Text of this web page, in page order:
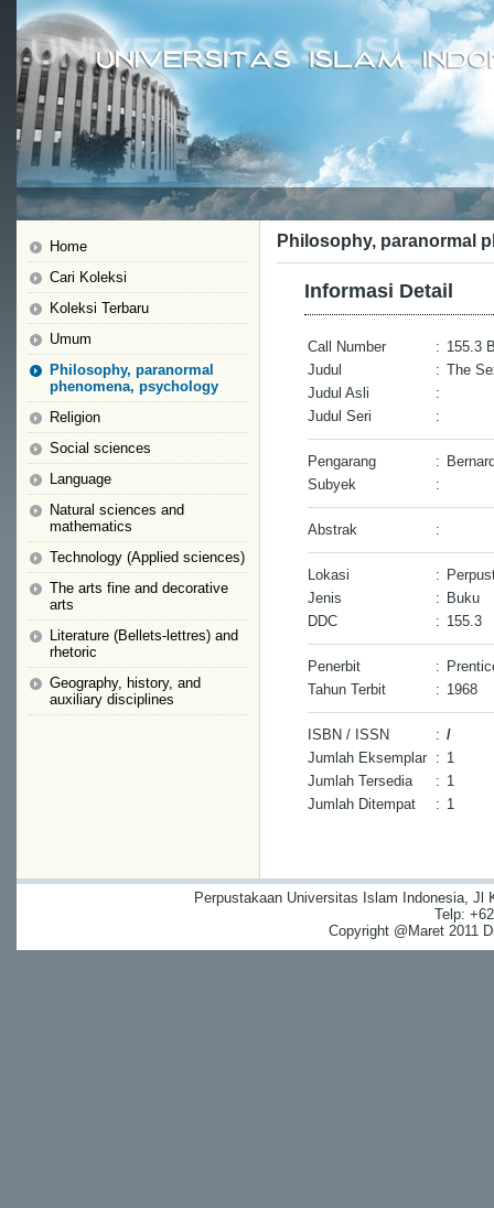
Home
Cari Koleksi
Koleksi Terbaru
Umum
Philosophy, paranormal
phenomena, psychology
Religion
Social sciences
Language
Natural sciences and
mathematics
Technology (Applied sciences)
The arts fine and decorative
arts
Literature (Bellets-lettres) and
rhetoric
Geography, history, and
auxiliary disciplines
Philosophy, paranormal
Informasi Detail
Call Number : 155.3
Judul
: The
Judul Asli
:
Judul Seri
:
Pengarang :
Subyek
:
Abstrak :
Lokasi :
Jenis
: Buku
DDC
: 155.3
Penerbit :
Tahun Terbit
: 1968
ISBN / ISSN : /
Jumlah Eksemplar : 1
Jumlah Tersedia
: 1
Jumlah Ditempat
: 1
Perpustakaan Universitas Islam Indonesia, Jl
Telp:
Copyright @Maret 2011